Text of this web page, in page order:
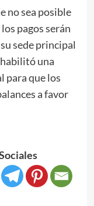
no sea posible
pagos serán
sede principal
una
para que los
a favor